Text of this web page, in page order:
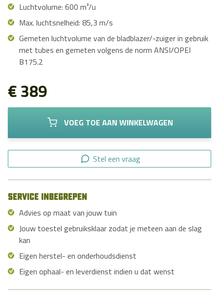
Luchtvolume: 600 m³/u
Max. luchtsnelheid: 85,3 m/s
Gemeten luchtvolume van de bladblazer/-zuiger in gebruik
met tubes en gemeten volgens de norm ANSI/OPEI
B175.2
€ 389
VOEG TOE AAN WINKELWAGEN
Stel een vraag
Service inbegrepen
Advies op maat van jouw tuin
Jouw toestel gebruiksklaar zodat je meteen aan de slag
kan
Eigen herstel- en onderhoudsdienst
Eigen ophaal- en leverdienst indien u dat wenst